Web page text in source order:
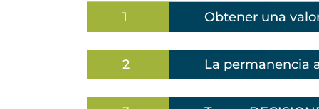
1 Obtener una
2 La permanencia